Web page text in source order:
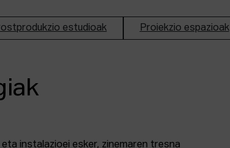
estudioak Proiekzio espazioak
eta instalazioei esker, zinemaren tresna